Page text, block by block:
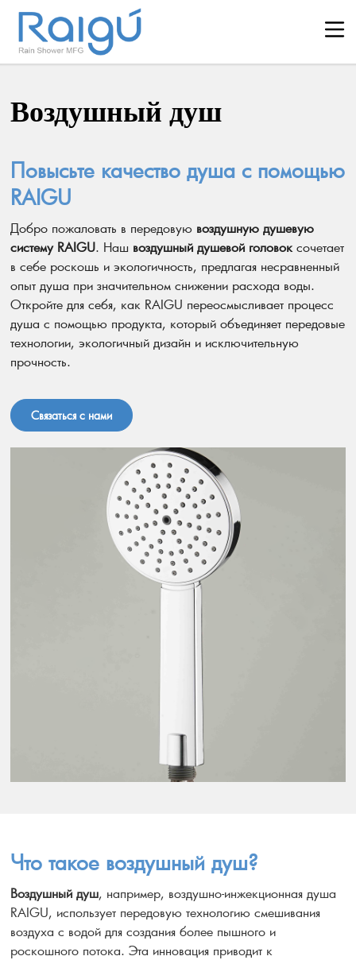
Воздушный душ
Повысьте качество душа с помощью
RAIGU
Добро пожаловать в передовую воздушную душевую
систему RAIGU. Наш воздушный душевой головок сочетает
в себе роскошь и экологичность, предлагая несравненный
опыт душа при значительном снижении расхода воды.
Откройте для себя, как RAIGU переосмысливает процесс
душа с помощью продукта, который объединяет передовые
технологии, экологичный дизайн и исключительную
прочность.
Связаться с нами
Что такое воздушный душ?
Воздушный душ, например, воздушно-инжекционная душа
RAIGU, использует передовую технологию смешивания
воздуха с водой для создания более пышного и
роскошного потока. Эта инновация приводит к